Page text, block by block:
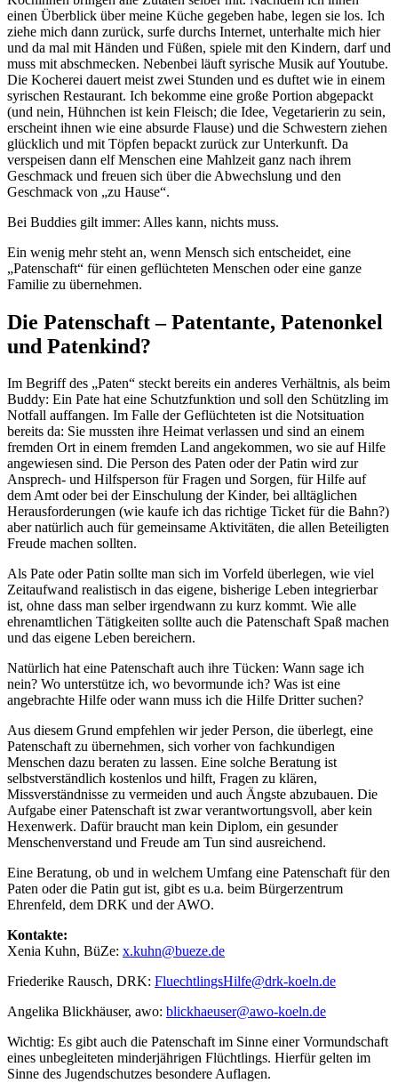
einen Überblick über meine Küche gegeben habe, legen sie los. Ich
ziehe mich dann zurück, surfe durchs Internet, unterhalte mich hier
und da mal mit Händen und Füßen, spiele mit den Kindern, darf und
muss mit abschmecken. Nebenbei läuft syrische Musik auf Youtube.
Die Kocherei dauert meist zwei Stunden und es duftet wie in einem
syrischen Restaurant. Ich bekomme eine große Portion abgepackt
(und nein, Hühnchen ist kein Fleisch; die Idee, Vegetarierin zu sein,
erscheint ihnen wie eine absurde Flause) und die Schwestern ziehen
glücklich und mit Töpfen bepackt zurück zur Unterkunft. Da
verspeisen dann elf Menschen eine Mahlzeit ganz nach ihrem
Geschmack und freuen sich über die Abwechslung und den
Geschmack von „zu Hause“.
Bei Buddies gilt immer: Alles kann, nichts muss.
Ein wenig mehr steht an, wenn Mensch sich entscheidet, eine
„Patenschaft“ für einen geflüchteten Menschen oder eine ganze
Familie zu übernehmen.
Die Patenschaft – Patentante, Patenonkel
und Patenkind?
Im Begriff des „Paten“ steckt bereits ein anderes Verhältnis, als beim
Buddy: Ein Pate hat eine Schutzfunktion und soll den Schützling im
Notfall auffangen. Im Falle der Geflüchteten ist die Notsituation
bereits da: Sie mussten ihre Heimat verlassen und sind an einem
fremden Ort in einem fremden Land angekommen, wo sie auf Hilfe
angewiesen sind. Die Person des Paten oder der Patin wird zur
Ansprech- und Hilfsperson für Fragen und Sorgen, für Hilfe auf
dem Amt oder bei der Einschulung der Kinder, bei alltäglichen
Herausforderungen (wie kaufe ich das richtige Ticket für die Bahn?)
aber natürlich auch für gemeinsame Aktivitäten, die allen Beteiligten
Freude machen sollten.
Als Pate oder Patin sollte man sich im Vorfeld überlegen, wie viel
Zeitaufwand realistisch in das eigene, bisherige Leben integrierbar
ist, ohne dass man selber irgendwann zu kurz kommt. Wie alle
ehrenamtlichen Tätigkeiten sollte auch die Patenschaft Spaß machen
und das eigene Leben bereichern.
Natürlich hat eine Patenschaft auch ihre Tücken: Wann sage ich
nein? Wo unterstütze ich, wo bevormunde ich? Was ist eine
angebrachte Hilfe oder wann muss ich die Hilfe Dritter suchen?
Aus diesem Grund empfehlen wir jeder Person, die überlegt, eine
Patenschaft zu übernehmen, sich vorher von fachkundigen
Menschen dazu beraten zu lassen. Eine solche Beratung ist
selbstverständlich kostenlos und hilft, Fragen zu klären,
Missverständnisse zu vermeiden und auch Ängste abzubauen. Die
Aufgabe einer Patenschaft ist zwar verantwortungsvoll, aber kein
Hexenwerk. Dafür braucht man kein Diplom, ein gesunder
Menschenverstand und Freude am Tun sind ausreichend.
Eine Beratung, ob und in welchem Umfang eine Patenschaft für den
Paten oder die Patin gut ist, gibt es u.a. beim Bürgerzentrum
Ehrenfeld, dem DRK und der AWO.
Kontakte:
Xenia Kuhn, BüZe: x.kuhn@bueze.de
Friederike Rausch, DRK: FluechtlingsHilfe@drk-koeln.de
Angelika Blickhäuser, awo: blickhaeuser@awo-koeln.de
Wichtig: Es gibt auch die Patenschaft im Sinne einer Vormundschaft
eines unbegleiteten minderjährigen Flüchtlings. Hierfür gelten im
Sinne des Jugendschutzes besondere Auflagen.